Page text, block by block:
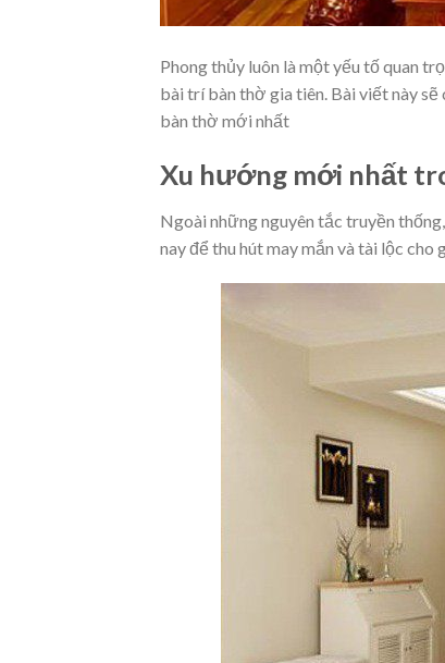
Phong thủy luôn là một yếu tố quan
bài trí bàn thờ gia tiên. Bài viết này
bàn thờ mới nhất
Xu hướng mới nhất
Ngoài những nguyên tắc truyền
nay để thu hút may mắn và tài lộc cho